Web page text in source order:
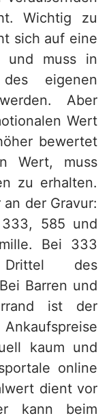
Wichtig zu
sich auf eine
und muss in
eigenen
Aber
Wert
bewertet
Wert, muss
zu erhalten.
der Gravur:
585 und
Bei 333
des
Barren und
ist der
kaum und
online
dient vor
kann beim